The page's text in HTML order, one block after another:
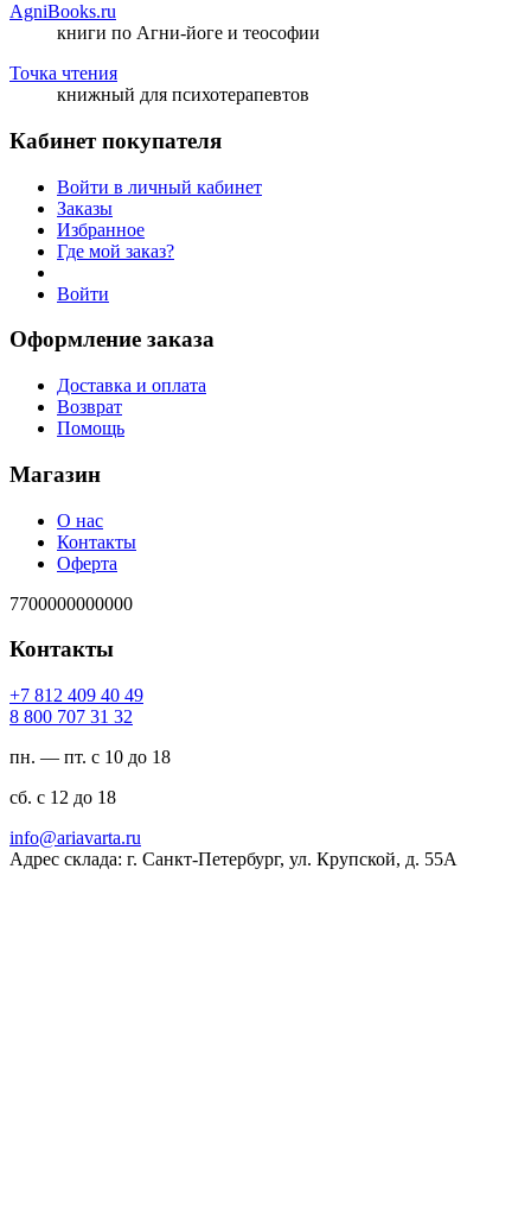
AgniBooks.ru
книги по Агни-йоге и теософии
Точка чтения
книжный для психотерапевтов
Кабинет покупателя
Войти в личный кабинет
Заказы
Избранное
Где мой заказ?
Войти
Оформление заказа
Доставка и оплата
Возврат
Помощь
Магазин
О нас
Контакты
Оферта
7700000000000
Контакты
94 04 904 218 7+
23 13 707 008 8
пн. — пт. с 10 до 18
сб. с 12 до 18
ur.atravaira@ofni
Адрес склада: г. Санкт-Петербург, ул. Крупской, д. 55А